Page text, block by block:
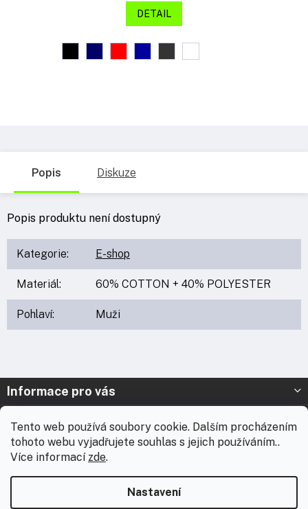
Tento web používá soubory cookie. Dalším procházením
tohoto webu vyjadřujete souhlas s jejich používáním..
Více informací zde.
Nastavení
doby nebudou expedovány žádné zásilky ani realizovány
DETAIL
Popis Diskuze
Popis produktu není dostupný
Kategorie: E-shop
Materiál: 60% COTTON + 40% POLYESTER
Pohlaví: Muži
Z
p
Informace pro vás
Prodejna Nymburk
Prodejna Solnice